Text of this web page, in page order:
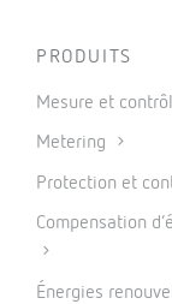
PRODUITS
Mesure et
Metering
Protection et
Compensation
Énergies